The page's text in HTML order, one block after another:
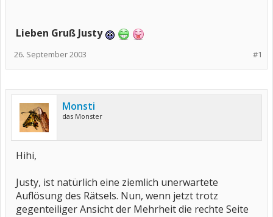
Lieben Gruß Justy
#1
26. September 2003
Monsti
das Monster
Hihi,
Justy, ist natürlich eine ziemlich unerwartete
Auflösung des Rätsels. Nun, wenn jetzt trotz
gegenteiliger Ansicht der Mehrheit die rechte Seite